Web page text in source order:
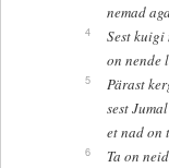
nemad
4
Sest kuigi
on nende
5
Pärast
sest
et nad on
6
Ta on